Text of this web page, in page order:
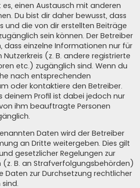
es, einen Austausch mit anderen
Du bist dir daher bewusst, dass
und die von dir erstellten Beiträge
sein können. Der Betreiber
dass einzelne Informationen nur für
(z. B. andere registrierte
etc.) zugänglich sind. Wenn du
nach entsprechenden
oder kontaktiere den Betreiber.
deinem Profil ist dabei jedoch nur
ihm beauftragte Personen
Daten wird der Betreiber
an Dritte weitergeben. Dies gilt
gesetzlicher Regelungen zur
B. an Strafverfolgungsbehörden)
Daten zur Durchsetzung rechtlicher